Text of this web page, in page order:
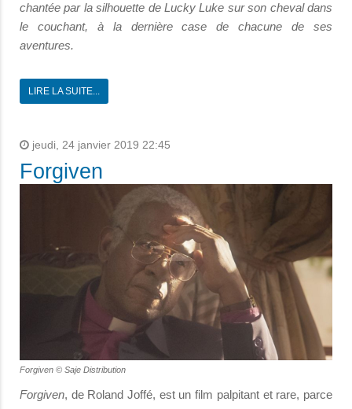
chantée par la silhouette de Lucky Luke sur son cheval dans
le couchant, à la dernière case de chacune de ses
aventures.
LIRE LA SUITE...
jeudi, 24 janvier 2019 22:45
Forgiven
Forgiven © Saje Distribution
Forgiven, de Roland Joffé, est un film palpitant et rare, parce